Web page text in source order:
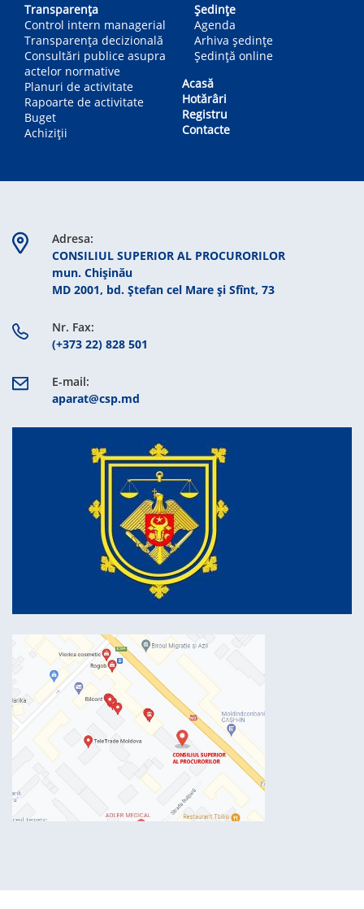
Transparența
Control intern managerial
Transparența decizională
Consultări publice asupra
actelor normative
Planuri de activitate
Rapoarte de activitate
Buget
Achiziții
Ședințe
Agenda
Arhiva ședințe
Ședință online
Acasă
Hotărâri
Registru
Contacte
Adresa:
CONSILIUL SUPERIOR AL PROCURORILOR
mun. Chişinău
MD 2001, bd. Ștefan cel Mare şi Sfînt, 73
Nr. Fax:
(+373 22) 828 501
E-mail:
aparat@csp.md